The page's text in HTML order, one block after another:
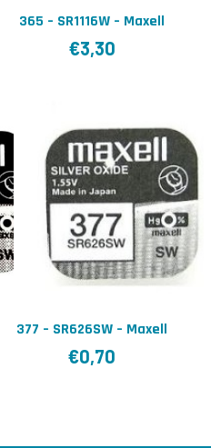
365 – SR1116W – Maxell
€3,30
377 – SR626SW – Maxell
€0,70